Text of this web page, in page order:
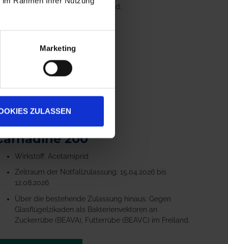
Marketing
ZULASSEN
Zuckerrübe (BEAVA) im Freiland.
200
Wirkstoff: Acetamiprid
Zeitraum der Notfallzulassung: 15.04.2026 bis
12.08.2026
Über die bestehende Zulassung hinaus: Gegen
Glasflügelzikaden als Bakterienvektoren an
Zuckerrübe (BEAVA), Futterrübe (BEAVC) im Freiland.